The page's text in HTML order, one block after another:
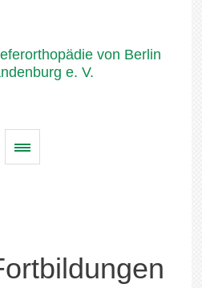
von Berlin
e. V.